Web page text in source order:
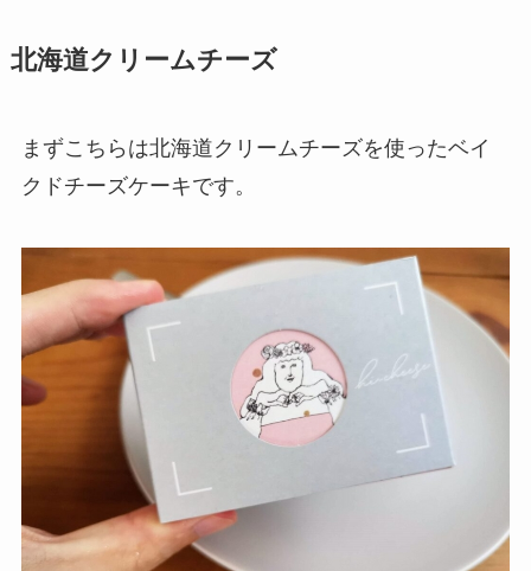
北海道クリームチーズ
まずこちらは北海道クリームチーズを使ったベイ
クドチーズケーキです。